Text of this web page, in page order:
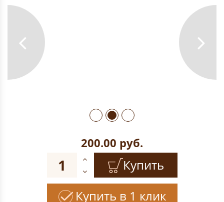
200.00 руб.
Купить
Купить в 1 клик